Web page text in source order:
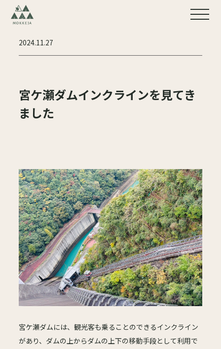
2024.11.27
宮ケ瀬ダムインクラインを見てき
ました
宮ケ瀬ダムには、観光客も乗ることのできるインクライン
があり、ダムの上からダムの上下の移動手段として利用で